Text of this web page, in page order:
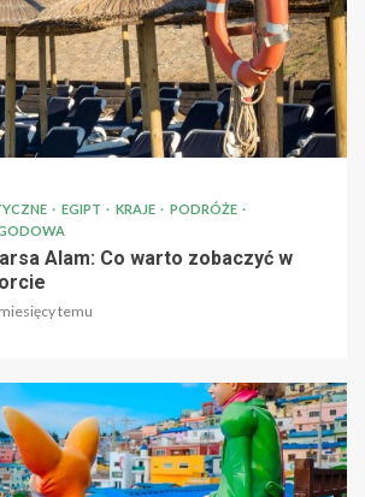
EGIPT KRAJE
PODRÓŻE
Alam: Co warto zobaczyć w
temu